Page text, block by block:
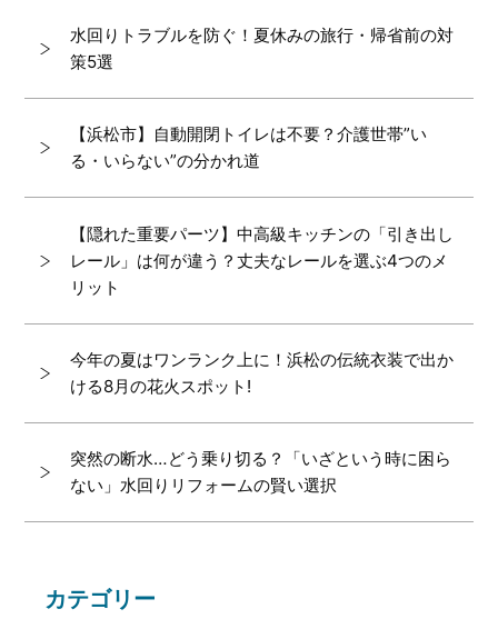
水回りトラブルを防ぐ！夏休みの旅行・帰省前の対
策5選
【浜松市】自動開閉トイレは不要？介護世帯”い
る・いらない”の分かれ道
【隠れた重要パーツ】中高級キッチンの「引き出し
レール」は何が違う？丈夫なレールを選ぶ4つのメ
リット
今年の夏はワンランク上に！浜松の伝統衣装で出か
ける8月の花火スポット!
突然の断水…どう乗り切る？「いざという時に困ら
ない」水回りリフォームの賢い選択
カテゴリー